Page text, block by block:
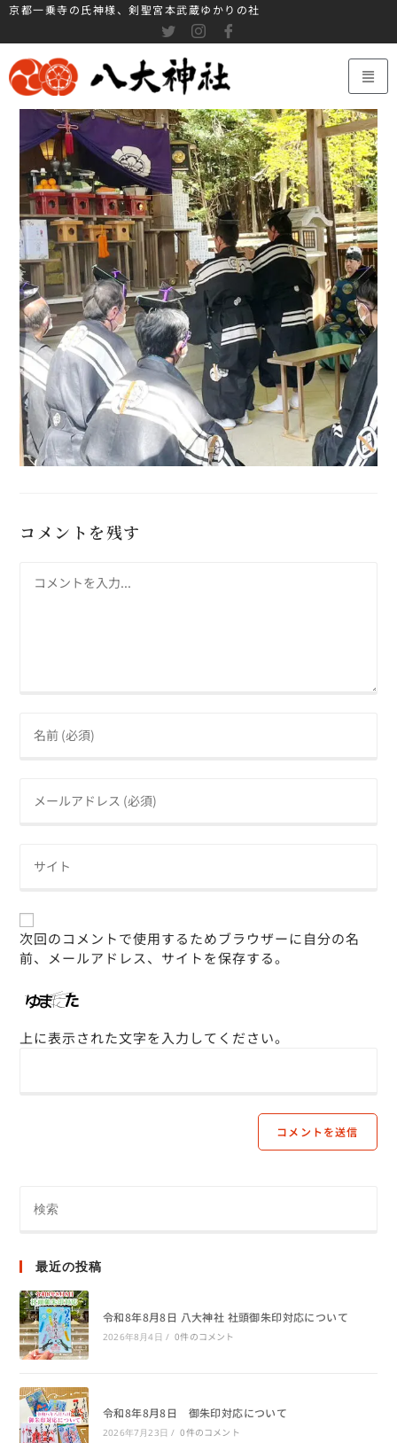
京都一乗寺の氏神様、剣聖宮本武蔵ゆかりの社
コメントを残す
次回のコメントで使用するためブラウザーに自分の名
前、メールアドレス、サイトを保存する。
上に表示された文字を入力してください。
最近の投稿
令和8年8月8日 八大神社 社頭御朱印対応について
2026年8月4日 / 0件のコメント
令和8年8月8日 御朱印対応について
2026年7月23日 / 0件のコメント